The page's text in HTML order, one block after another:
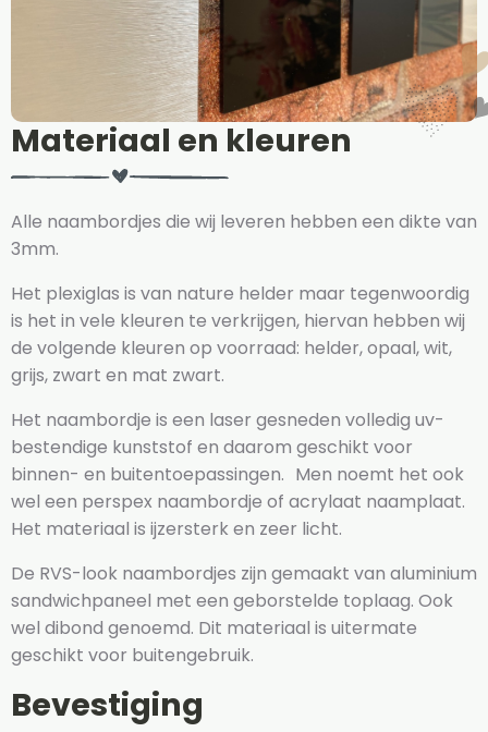
Materiaal en kleuren
Alle naambordjes die wij leveren hebben een dikte van
3mm.
Het plexiglas is van nature helder maar tegenwoordig
is het in vele kleuren te verkrijgen, hiervan hebben wij
de volgende kleuren op voorraad: helder, opaal, wit,
grijs, zwart en mat zwart.
Het naambordje is een laser gesneden volledig uv-
bestendige kunststof en daarom geschikt voor
binnen- en buitentoepassingen. Men noemt het ook
wel een perspex naambordje of acrylaat naamplaat.
Het materiaal is ijzersterk en zeer licht.
De RVS-look naambordjes zijn gemaakt van aluminium
sandwichpaneel met een geborstelde toplaag. Ook
wel dibond genoemd. Dit materiaal is uitermate
geschikt voor buitengebruik.
Bevestiging